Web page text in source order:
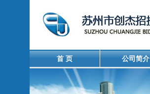
首 页 公司简介